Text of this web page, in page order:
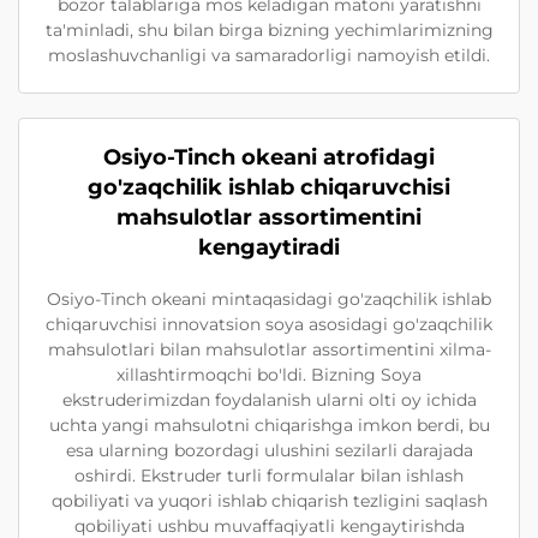
ta'minladi, shu bilan birga bizning yechimlarimizning
moslashuvchanligi va samaradorligi namoyish etildi.
Osiyo-Tinch okeani atrofidagi
go'zaqchilik ishlab chiqaruvchisi
mahsulotlar assortimentini
kengaytiradi
Osiyo-Tinch okeani mintaqasidagi go'zaqchilik ishlab
chiqaruvchisi innovatsion soya asosidagi go'zaqchilik
mahsulotlari bilan mahsulotlar assortimentini xilma-
xillashtirmoqchi bo'ldi. Bizning Soya
ekstruderimizdan foydalanish ularni olti oy ichida
uchta yangi mahsulotni chiqarishga imkon berdi, bu
esa ularning bozordagi ulushini sezilarli darajada
oshirdi. Ekstruder turli formulalar bilan ishlash
qobiliyati va yuqori ishlab chiqarish tezligini saqlash
qobiliyati ushbu muvaffaqiyatli kengaytirishda